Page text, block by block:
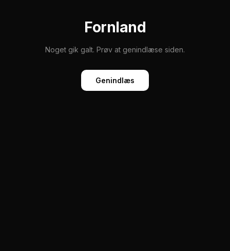
Fornland
Noget gik galt. Prøv at genindlæse siden.
Genindlæs